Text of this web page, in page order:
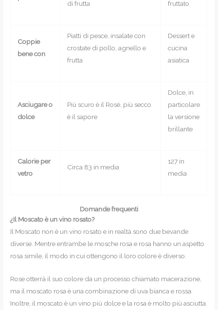
di frutta
fruttato
Coppie
bene con
Piatti di pesce, insalate con
crostate di pollo, agnello e
frutta
Dessert e
cucina
asiatica
Asciugare o
dolce
Più scuro è il Rosé, più secco
è il sapore
Dolce, in
particolare
la versione
brillante
Calorie per
vetro
Circa 83 in media
127 in
media
Domande frequenti
¿Il Moscato è un vino rosato?
Il Moscato non è un vino rosato e in realtà sono due bevande
diverse. Mentre entrambe le mosche rosa e rosa hanno un aspetto
rosa simile, il modo in cui ottengono il loro colore è diverso.
Rose otterrà il suo colore da un processo chiamato macerazione,
ma il moscato rosa è una combinazione di uva bianca e rossa.
Inoltre, il moscato è un vino più dolce e la rosa è molto più asciutta.